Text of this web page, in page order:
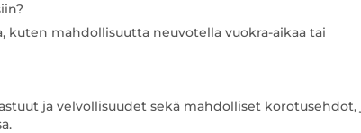
kuten mahdollisuutta neuvotella vuokra-aikaa tai
ja velvollisuudet sekä mahdolliset korotusehdot,